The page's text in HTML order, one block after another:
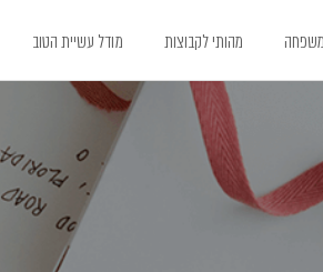
מהותי לקבוצות מודל עשיית הטוב